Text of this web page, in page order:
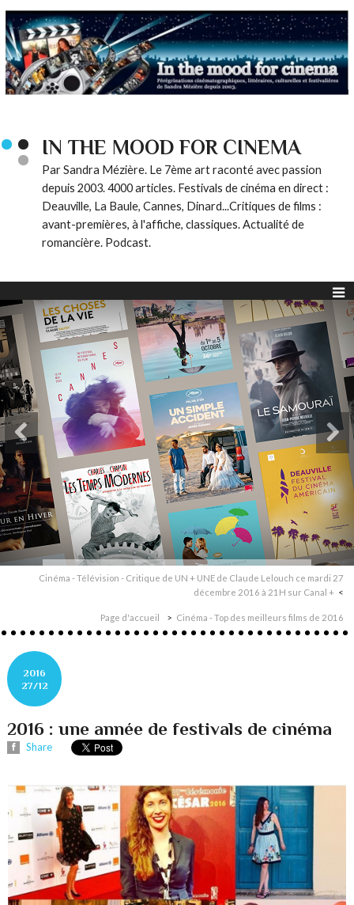
IN THE MOOD FOR CINEMA
Par Sandra Mézière. Le 7ème art raconté avec passion
depuis 2003. 4000 articles. Festivals de cinéma en direct :
Deauville, La Baule, Cannes, Dinard...Critiques de films :
avant-premières, à l'affiche, classiques. Actualité de
romancière. Podcast.
Cinéma - Télévision - Critique de UN + UNE de Claude Lelouch ce mardi 27
décembre 2016 à 21H sur Canal +
Page d'accueil Cinéma - Top des meilleurs films de 2016
2016
27/12
2016 : une année de festivals de cinéma
Share